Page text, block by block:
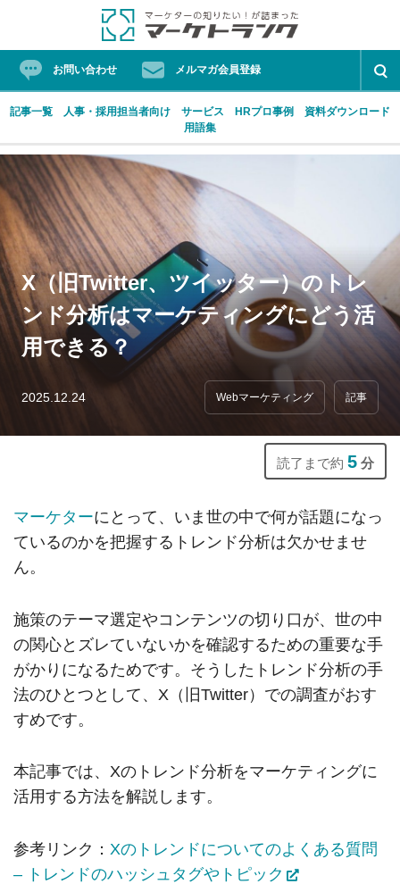
Skip
content
ProFutureマーケティングソリューション
マーケターの知りたい！が詰まったマーケトランク
お問い合わせ メルマガ会員登録
人気タグ
HRプロ フォーラム マーケティングオートメーション
リード 働き方改革 経営プロ
記事一覧 人事・採用担当者向け サービス HRプロ事例
資料ダウンロード
用語集
X（旧Twitter、ツイッター）のトレ
ンド分析はマーケティングにどう活
用できる？
2025.12.24 Webマーケティング 記事
読了まで約 5 分
マーケターにとって、いま世の中で何が話題になっ
ているのかを把握するトレンド分析は欠かせませ
ん。
施策のテーマ選定やコンテンツの切り口が、世の中
の関心とズレていないかを確認するための重要な手
がかりになるためです。そうしたトレンド分析の手
法のひとつとして、X（旧Twitter）での調査がおす
すめです。
本記事では、Xのトレンド分析をマーケティングに
活用する方法を解説します。
参考リンク： Xのトレンドについてのよくある質問
– トレンドのハッシュタグやトピック